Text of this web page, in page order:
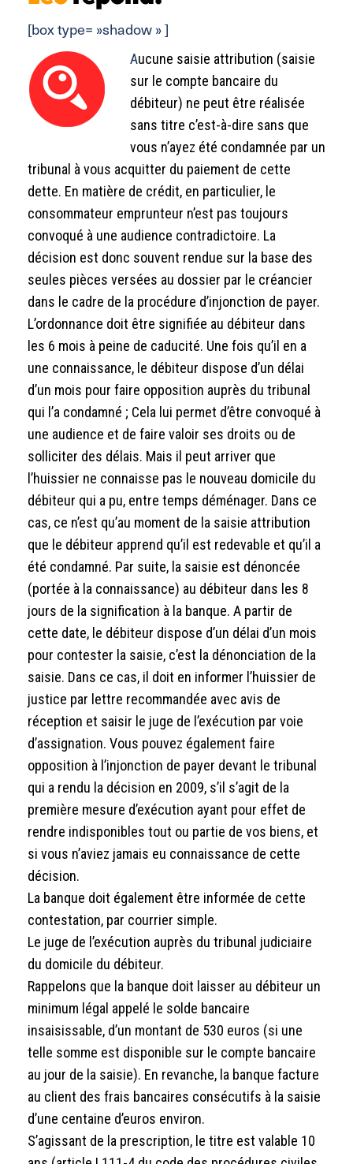
[box type= »shadow » ]
Aucune saisie attribution (saisie
sur le compte bancaire du
débiteur) ne peut être réalisée
sans titre c’est-à-dire sans que
vous n’ayez été condamnée par un
tribunal à vous acquitter du paiement de cette
dette. En matière de crédit, en particulier, le
consommateur emprunteur n’est pas toujours
convoqué à une audience contradictoire. La
décision est donc souvent rendue sur la base des
seules pièces versées au dossier par le créancier
dans le cadre de la procédure d’injonction de payer.
L’ordonnance doit être signifiée au débiteur dans
les 6 mois à peine de caducité. Une fois qu’il en a
une connaissance, le débiteur dispose d’un délai
d’un mois pour faire opposition auprès du tribunal
qui l’a condamné ; Cela lui permet d’être convoqué à
une audience et de faire valoir ses droits ou de
solliciter des délais. Mais il peut arriver que
l’huissier ne connaisse pas le nouveau domicile du
débiteur qui a pu, entre temps déménager. Dans ce
cas, ce n’est qu’au moment de la saisie attribution
que le débiteur apprend qu’il est redevable et qu’il a
été condamné. Par suite, la saisie est dénoncée
(portée à la connaissance) au débiteur dans les 8
jours de la signification à la banque. A partir de
cette date, le débiteur dispose d’un délai d’un mois
pour contester la saisie, c’est la dénonciation de la
saisie. Dans ce cas, il doit en informer l’huissier de
justice par lettre recommandée avec avis de
réception et saisir le juge de l’exécution par voie
d’assignation. Vous pouvez également faire
opposition à l’injonction de payer devant le tribunal
qui a rendu la décision en 2009, s’il s’agit de la
première mesure d’exécution ayant pour effet de
rendre indisponibles tout ou partie de vos biens, et
si vous n’aviez jamais eu connaissance de cette
décision.
La banque doit également être informée de cette
contestation, par courrier simple.
Le juge de l’exécution auprès du tribunal judiciaire
du domicile du débiteur.
Rappelons que la banque doit laisser au débiteur un
minimum légal appelé le solde bancaire
insaisissable, d’un montant de 530 euros (si une
telle somme est disponible sur le compte bancaire
au jour de la saisie). En revanche, la banque facture
au client des frais bancaires consécutifs à la saisie
d’une centaine d’euros environ.
S’agissant de la prescription, le titre est valable 10